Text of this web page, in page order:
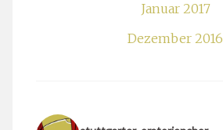
Januar 2017
Dezember 2016